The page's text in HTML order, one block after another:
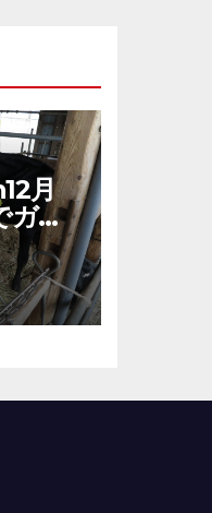
月
ガッ
ー